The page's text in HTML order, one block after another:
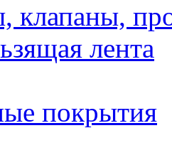
клапаны,
лента
покрытия